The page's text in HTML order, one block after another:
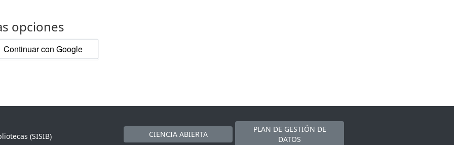
opciones
Continuar con Google
(SISIB)
CIENCIA ABIERTA
PLAN DE GESTIÓN DE
DATOS